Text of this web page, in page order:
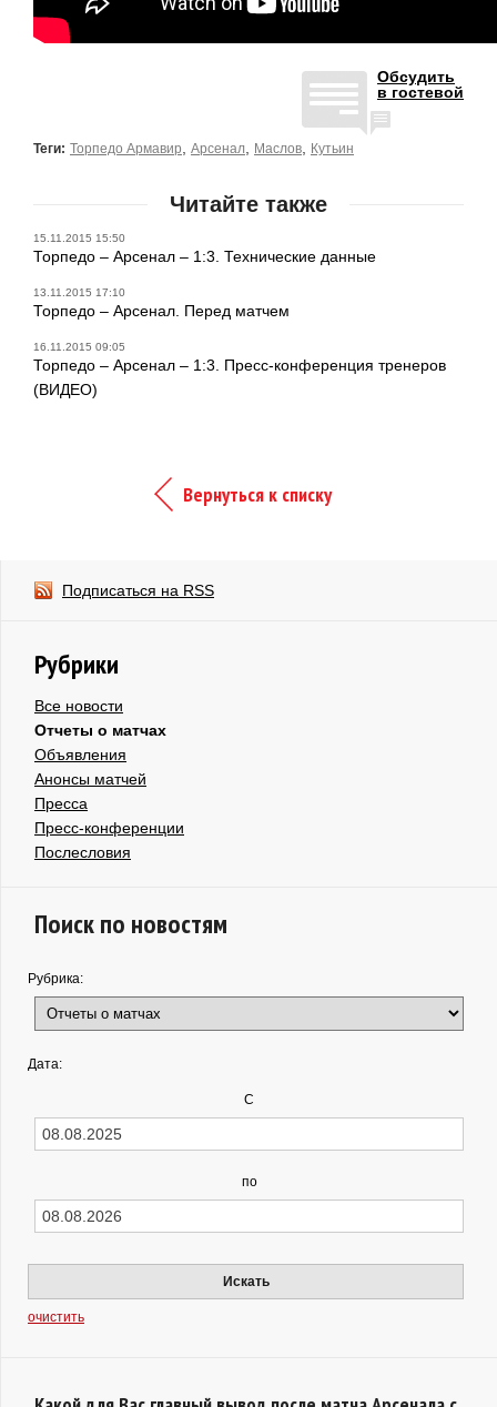
Обсудить
в гостевой
Теги: Торпедо Армавир Арсенал Маслов Кутьин
Читайте также
15.11.2015 15:50
Торпедо – Арсенал – 1:3. Технические данные
13.11.2015 17:10
Торпедо – Арсенал. Перед матчем
16.11.2015 09:05
Торпедо – Арсенал – 1:3. Пресс-конференция тренеров
(ВИДЕО)
Вернуться к списку
Подписаться на RSS
Рубрики
Все новости
Отчеты о матчах
Объявления
Анонсы матчей
Пресса
Пресс-конференции
Послесловия
Поиск по новостям
Рубрика:
Дата:
С
по
Искать
очистить